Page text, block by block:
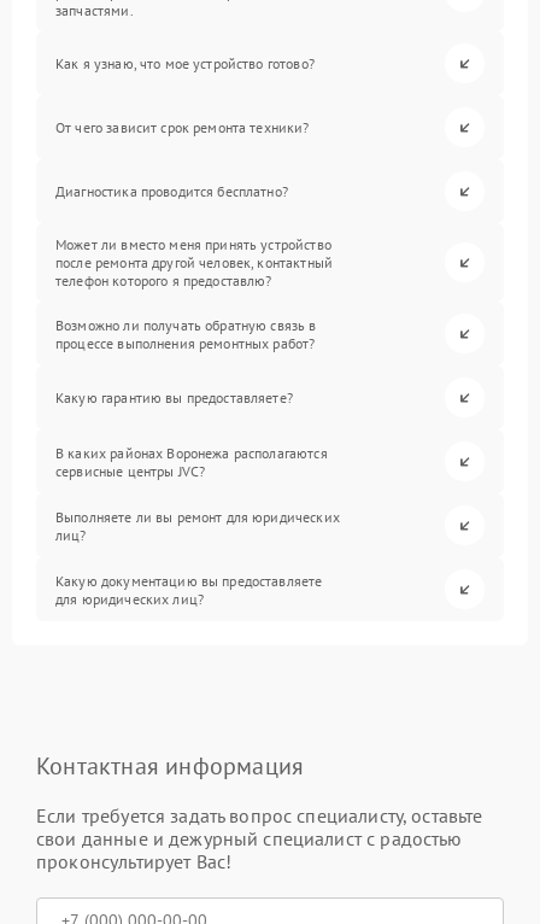
запчастями.
Как я узнаю, что мое устройство готово?
От чего зависит срок ремонта техники?
Диагностика проводится бесплатно?
Может ли вместо меня принять устройство
после ремонта другой человек, контактный
телефон которого я предоставлю?
Возможно ли получать обратную связь в
процессе выполнения ремонтных работ?
Какую гарантию вы предоставляете?
В каких районах Воронежа располагаются
сервисные центры JVC?
Выполняете ли вы ремонт для юридических
лиц?
Какую документацию вы предоставляете
для юридических лиц?
Контактная информация
Если требуется задать вопрос специалисту, оставьте
свои данные и дежурный специалист с радостью
проконсультирует Вас!